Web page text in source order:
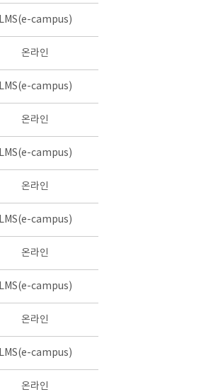
LMS(e-campus)
온라인
LMS(e-campus)
온라인
LMS(e-campus)
온라인
LMS(e-campus)
온라인
LMS(e-campus)
온라인
LMS(e-campus)
온라인